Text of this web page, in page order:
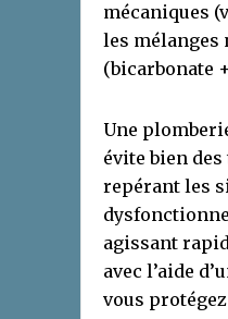
mécaniques
les mélanges
(bicarbonate
Une
évite bien des
repérant les
agissant
avec l’aide
vous